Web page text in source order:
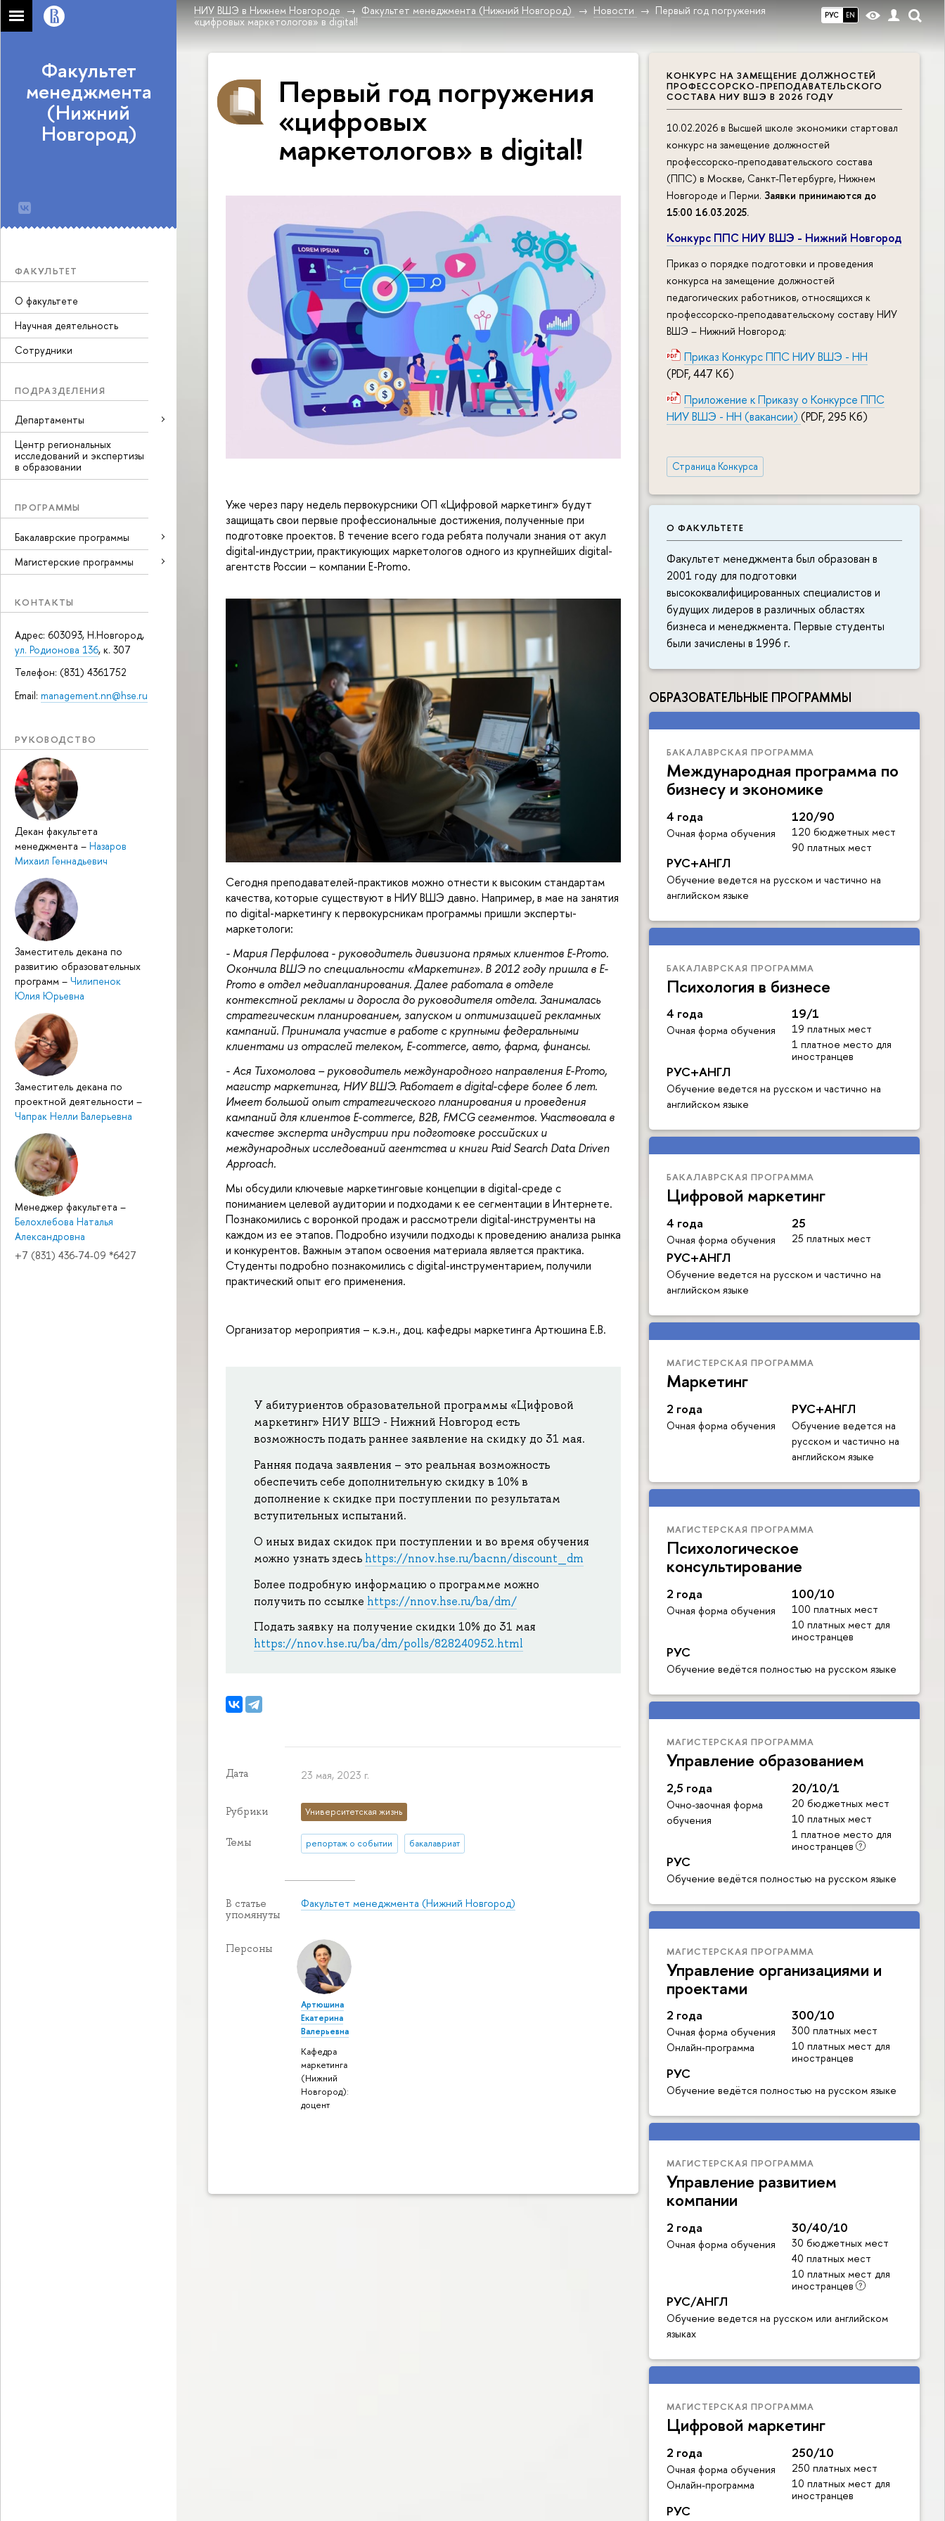
РУС EN
НИУ ВШЭ в Нижнем Новгороде Факультет менеджмента (Нижний Новгород) Новости
Первый год погружения
«цифровых маркетологов» в digital!
Факультет
менеджмента
(Нижний
Новгород)
ФАКУЛЬТЕТ
О факультете
Научная деятельность
Сотрудники
ПОДРАЗДЕЛЕНИЯ
Департаменты
Центр региональных
исследований и экспертизы
в образовании
ПРОГРАММЫ
Бакалаврские программы
Магистерские программы
КОНТАКТЫ
Адрес: 603093, Н.Новгород,
ул. Родионова 136, к. 307
Телефон: (831) 4361752
Email: management.nn@hse.ru
РУКОВОДСТВО
Декан факультета
менеджмента – Назаров
Михаил Геннадьевич
Заместитель декана по
развитию образовательных
программ – Чилипенок
Юлия Юрьевна
Заместитель декана по
проектной деятельности –
Чапрак Нелли Валерьевна
Менеджер факультета –
Белохлебова Наталья
Александровна
+7 (831) 436-74-09 *6427
КОНКУРС НА ЗАМЕЩЕНИЕ ДОЛЖНОСТЕЙ
ПРОФЕССОРСКО-ПРЕПОДАВАТЕЛЬСКОГО
СОСТАВА НИУ ВШЭ В 2026 ГОДУ
10.02.2026 в Высшей школе экономики стартовал
конкурс на замещение должностей
профессорско-преподавательского состава
(ППС) в Москве, Санкт-Петербурге, Нижнем
Новгороде и Перми. Заявки принимаются до
15:00 16.03.2025.
Конкурс ППС НИУ ВШЭ - Нижний Новгород
Приказ о порядке подготовки и проведения
конкурса на замещение должностей
педагогических работников, относящихся к
профессорско-преподавательскому составу НИУ
ВШЭ – Нижний Новгород:
Приказ Конкурс ППС НИУ ВШЭ - НН
(PDF, 447 Кб)
Приложение к Приказу о Конкурсе ППС
НИУ ВШЭ - НН (вакансии) (PDF, 295 Кб)
Страница Конкурса
О ФАКУЛЬТЕТЕ
Факультет менеджмента был образован в
2001 году для подготовки
высококвалифицированных специалистов и
будущих лидеров в различных областях
бизнеса и менеджмента. Первые студенты
были зачислены в 1996 г.
ОБРАЗОВАТЕЛЬНЫЕ ПРОГРАММЫ
БАКАЛАВРСКАЯ ПРОГРАММА
Международная программа по
бизнесу и экономике
4 года
Очная форма обучения
120/90
120 бюджетных мест
90 платных мест
РУС+АНГЛ
Обучение ведется на русском и частично на
английском языке
БАКАЛАВРСКАЯ ПРОГРАММА
Психология в бизнесе
4 года
Очная форма обучения
19/1
19 платных мест
1 платное место для
иностранцев
РУС+АНГЛ
Обучение ведется на русском и частично на
английском языке
БАКАЛАВРСКАЯ ПРОГРАММА
Цифровой маркетинг
4 года
Очная форма обучения
25
25 платных мест
РУС+АНГЛ
Обучение ведется на русском и частично на
английском языке
МАГИСТЕРСКАЯ ПРОГРАММА
Маркетинг
2 года
Очная форма обучения
РУС+АНГЛ
Обучение ведется на
русском и частично на
английском языке
МАГИСТЕРСКАЯ ПРОГРАММА
Психологическое
консультирование
2 года
Очная форма обучения
100/10
100 платных мест
10 платных мест для
иностранцев
РУС
Обучение ведётся полностью на русском языке
МАГИСТЕРСКАЯ ПРОГРАММА
Управление образованием
2,5 года
Очно-заочная форма
обучения
20/10/1
20 бюджетных мест
10 платных мест
1 платное место для
иностранцев
РУС
Обучение ведётся полностью на русском языке
МАГИСТЕРСКАЯ ПРОГРАММА
Управление организациями и
проектами
2 года
Очная форма обучения
Онлайн-программа
300/10
300 платных мест
10 платных мест для
иностранцев
РУС
Обучение ведётся полностью на русском языке
МАГИСТЕРСКАЯ ПРОГРАММА
Управление развитием
компании
2 года
Очная форма обучения
30/40/10
30 бюджетных мест
40 платных мест
10 платных мест для
иностранцев
РУС/АНГЛ
Обучение ведется на русском или английском
языках
МАГИСТЕРСКАЯ ПРОГРАММА
Цифровой маркетинг
2 года
Очная форма обучения
Онлайн-программа
250/10
250 платных мест
10 платных мест для
иностранцев
РУС
Первый год погружения
«цифровых
маркетологов» в digital!
Уже через пару недель первокурсники ОП «Цифровой маркетинг» будут
защищать свои первые профессиональные достижения, полученные при
подготовке проектов. В течение всего года ребята получали знания от акул
digital-индустрии, практикующих маркетологов одного из крупнейших digital-
агентств России – компании E-Promo.
Сегодня преподавателей-практиков можно отнести к высоким стандартам
качества, которые существуют в НИУ ВШЭ давно. Например, в мае на занятия
по digital-маркетингу к первокурсникам программы пришли эксперты-
маркетологи:
- Мария Перфилова - руководитель дивизиона прямых клиентов E-Promo.
Окончила ВШЭ по специальности «Маркетинг». В 2012 году пришла в E-
Promo в отдел медиапланирования. Далее работала в отделе
контекстной рекламы и доросла до руководителя отдела. Занималась
стратегическим планированием, запуском и оптимизацией рекламных
кампаний. Принимала участие в работе с крупными федеральными
клиентами из отраслей телеком, E-commerce, авто, фарма, финансы.
- Ася Тихомолова – руководитель международного направления E-Promo,
магистр маркетинга, НИУ ВШЭ. Работает в digital-сфере более 6 лет.
Имеет большой опыт стратегического планирования и проведения
кампаний для клиентов E-commerce, В2В, FMCG сегментов. Участвовала в
качестве эксперта индустрии при подготовке российских и
международных исследований агентства и книги Paid Search Data Driven
Approach.
Мы обсудили ключевые маркетинговые концепции в digital-среде с
пониманием целевой аудитории и подходами к ее сегментации в Интернете.
Познакомились с воронкой продаж и рассмотрели digital-инструменты на
каждом из ее этапов. Подробно изучили подходы к проведению анализа рынка
и конкурентов. Важным этапом освоения материала является практика.
Студенты подробно познакомились с digital-инструментарием, получили
практический опыт его применения.
Организатор мероприятия – к.э.н., доц. кафедры маркетинга Артюшина Е.В.
У абитуриентов образовательной программы «Цифровой
маркетинг» НИУ ВШЭ - Нижний Новгород есть
возможность подать раннее заявление на скидку до 31 мая.
Ранняя подача заявления – это реальная возможность
обеспечить себе дополнительную скидку в 10% в
дополнение к скидке при поступлении по результатам
вступительных испытаний.
О иных видах скидок при поступлении и во время обучения
можно узнать здесь https://nnov.hse.ru/bacnn/discount_dm
Более подробную информацию о программе можно
получить по ссылке https://nnov.hse.ru/ba/dm/
Подать заявку на получение скидки 10% до 31 мая
https://nnov.hse.ru/ba/dm/polls/828240952.html
Дата 23 мая, 2023 г.
Рубрики Университетская жизнь
Темы репортаж о событии бакалавриат
В статье
упомянуты
Факультет менеджмента (Нижний Новгород)
Персоны
Артюшина
Екатерина
Валерьевна
Кафедра
маркетинга
(Нижний
Новгород):
доцент